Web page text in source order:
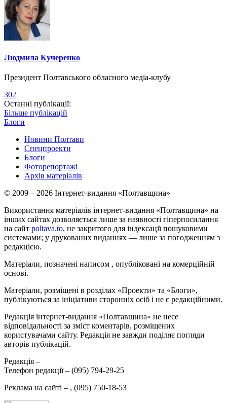
Людмила Кучеренко
Президент Полтавського обласного медіа-клубу
302
Останні публікації:
Більше публікацій
Блоги
Новини Полтави
Спецпроекти
Блоги
Фоторепортажі
Архів матеріалів
© 2009 – 2026 Інтернет-видання «Полтавщина»
Використання матеріалів інтернет-видання «Полтавщина» на
інших сайтах дозволяється лише за наявності гіперпосилання
на сайт poltava.to, не закритого для індексації пошуковими
системами; у друкованих виданнях — лише за погодженням з
редакцією.
Матеріали, позначені написом , опубліковані на комерційній
основі.
Матеріали, розміщені в розділах «Проекти» та «Блоги»,
публікуються за ініціативи сторонніх осіб і не є редакційними.
Редакція інтернет-видання «Полтавщина» не несе
відповідальності за зміст коментарів, розміщених
користувачами сайту. Редакція не завжди поділяє погляди
авторів публікацій.
Редакція –
Телефон редакції – (095) 794-29-25
Реклама на сайті – , (095) 750-18-53